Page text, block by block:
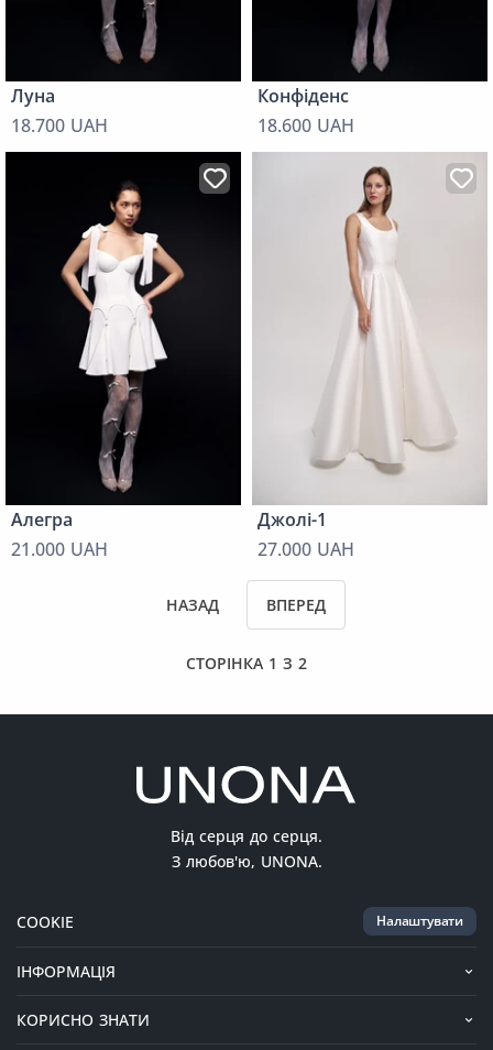
Луна
18.700 UAH
Конфіденс
18.600 UAH
Алегра
21.000 UAH
Джолі-1
27.000 UAH
НАЗАД ВПЕРЕД
СТОРІНКА 1 З 2
Від серця до серця.
З любов'ю, UNONA.
COOKIE Налаштувати
ІНФОРМАЦІЯ
КОРИСНО ЗНАТИ